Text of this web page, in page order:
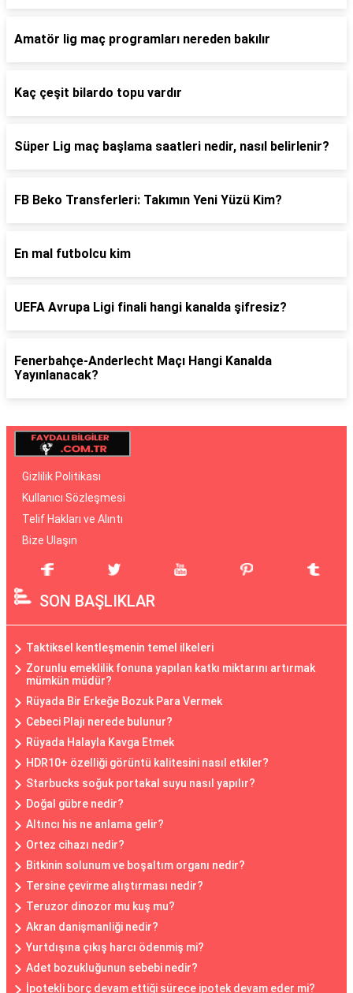
Amatör lig maç programları nereden bakılır
Kaç çeşit bilardo topu vardır
Süper Lig maç başlama saatleri nedir, nasıl belirlenir?
FB Beko Transferleri: Takımın Yeni Yüzü Kim?
En mal futbolcu kim
UEFA Avrupa Ligi finali hangi kanalda şifresiz?
Fenerbahçe-Anderlecht Maçı Hangi Kanalda
Yayınlanacak?
Gizlilik Politikası
Kullanıcı Sözleşmesi
Telif Hakları ve Alıntı
Bize Ulaşın
SON BAŞLIKLAR
Taktiksel kentleşmenin temel ilkeleri
Zorunlu emeklilik fonuna yapılan katkı miktarını artırmak
mümkün müdür?
Rüyada Bir Erkeğe Bozuk Para Vermek
Cebeci Plajı nerede bulunur?
Rüyada Halayla Kavga Etmek
HDR10+ özelliği görüntü kalitesini nasıl etkiler?
Starbucks soğuk portakal suyu nasıl yapılır?
Doğal gübre nedir?
Altıncı his ne anlama gelir?
Ortez cihazı nedir?
Bitkinin solunum ve boşaltım organı nedir?
Tersine çevirme alıştırması nedir?
Teruzor dinozor mu kuş mu?
Akran danişmanliği nedir?
Yurtdışına çıkış harcı ödenmiş mi?
Adet bozukluğunun sebebi nedir?
İpotekli borç devam ettiği sürece ipotek devam eder mi?